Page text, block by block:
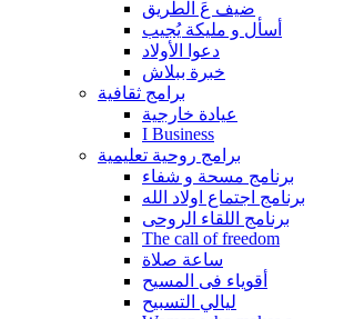
ضيف عَ الطريق
أسأل و مليكة يُجيب
دعوا الأولاد
خبرة ببلاش
برامج ثقافية
عيادة خارجية
I Business
برامج روحية تعليمية
برنامج مسحة و شفاء
برنامج اجتماع اولاد الله
برنامج اللقاء الروحى
The call of freedom
ساعة صلاة
أقوياء فى المسيح
ليالي التسبيح